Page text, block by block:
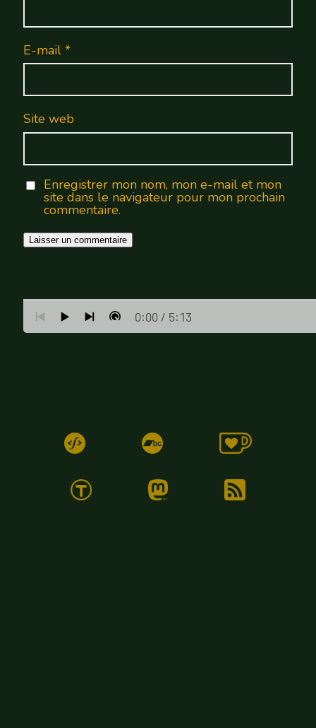
E-mail *
Site web
Enregistrer mon nom, mon e-mail et mon
site dans le navigateur pour mon prochain
commentaire.